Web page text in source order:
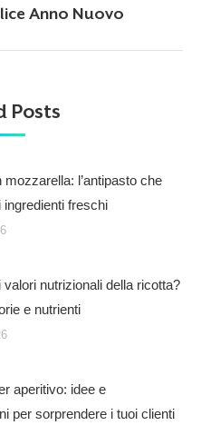
Anno Nuovo
Posts
l’antipasto che
ingredienti freschi
valori nutrizionali della ricotta?
e nutrienti
aperitivo: idee e
per sorprendere i tuoi clienti